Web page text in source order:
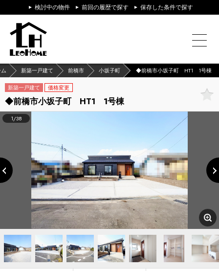
検討中の物件 前回の履歴で探す 保存した条件で探す
新築一戸建て 前橋市 小坂子町 ◆前橋市小坂子町 HT1 1号棟
新築一戸建て 価格変更
◆前橋市小坂子町 HT1 1号棟
1/38